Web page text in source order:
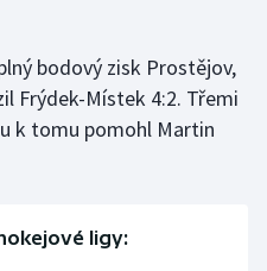
bodový zisk Prostějov,
Frýdek-Místek 4:2. Třemi
k tomu pomohl Martin
ligy: